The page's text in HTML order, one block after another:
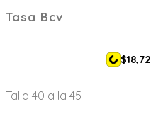
Tasa Bcv
$18,72
Talla 40 a la 45